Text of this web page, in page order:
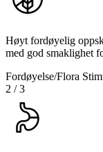
Høyt fordøyelig
med god smaklighet
Fordøyelse/Flora
2 /3